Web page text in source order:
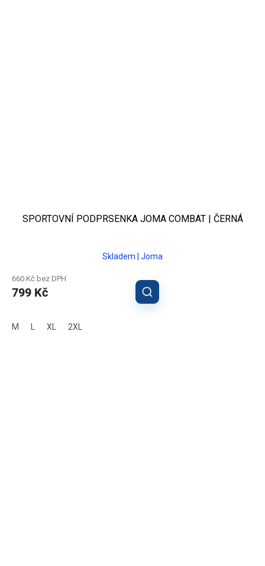
SPORTOVNÍ PODPRSENKA JOMA COMBAT | ČERNÁ
Skladem | Joma
660 Kč bez DPH
799 Kč
M XL 2XL